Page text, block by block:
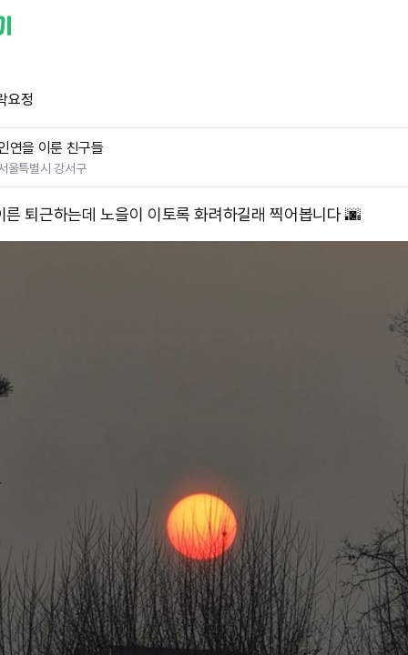
요정
연을 이룬 친구들
울특별시 강서구
른 퇴근하는데 노을이 이토록 화려하길래 찍어봅니다 🌆